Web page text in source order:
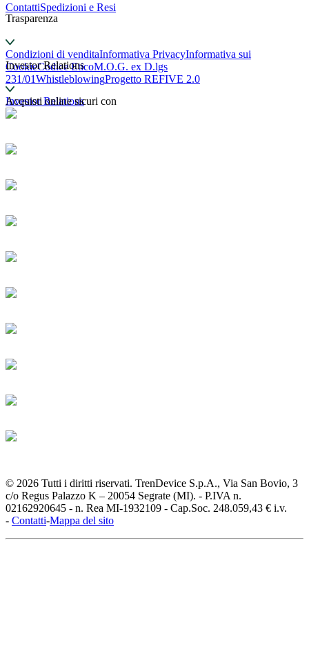
ContattiSpedizioni e Resi
Trasparenza
Condizioni di venditaInformativa PrivacyInformativa sui
CookieCodice EticoM.O.G. ex D.lgs
231/01WhistleblowingProgetto REFIVE 2.0
Investor Relations
Investor Relations
Acquisti online sicuri con
© 2026 Tutti i diritti riservati. TrenDevice S.p.A., Via San Bovio, 3
c/o Regus Palazzo K – 20054 Segrate (MI). - P.IVA n.
02162920645 - n. Rea MI-1932109 - Cap.Soc. 248.059,43 € i.v.
- Contatti-Mappa del sito